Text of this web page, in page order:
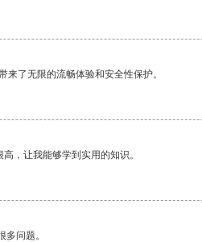
了无限的流畅体验和安全性保护。
，让我能够学到实用的知识。
问题。